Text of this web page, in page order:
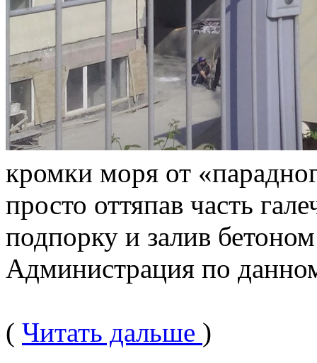
кромки моря от
просто оттяпав часть
подпорку и залив
Администрация по
( Читать дальше )